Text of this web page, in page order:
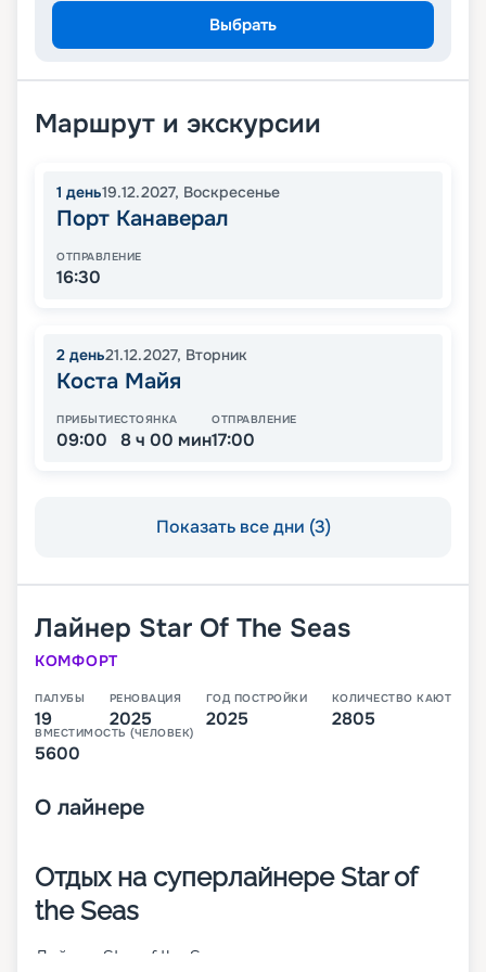
Выбрать
Маршрут и экскурсии
1 день19.12.2027, Воскресенье
Порт Канаверал
ОТПРАВЛЕНИЕ
16:30
2 день21.12.2027, Вторник
Коста Майя
ПРИБЫТИЕ
09:00
СТОЯНКА
8 ч 00 мин
ОТПРАВЛЕНИЕ
17:00
Показать все дни (3)
Лайнер Star Of The Seas
КОМФОРТ
ПАЛУБЫ
19
РЕНОВАЦИЯ
2025
ГОД ПОСТРОЙКИ
2025
КОЛИЧЕСТВО КАЮТ
2805
ВМЕСТИМОСТЬ (ЧЕЛОВЕК)
5600
О лайнере
Отдых на суперлайнере Star of
the Seas
Лайнер Star of the Seas – это круизное